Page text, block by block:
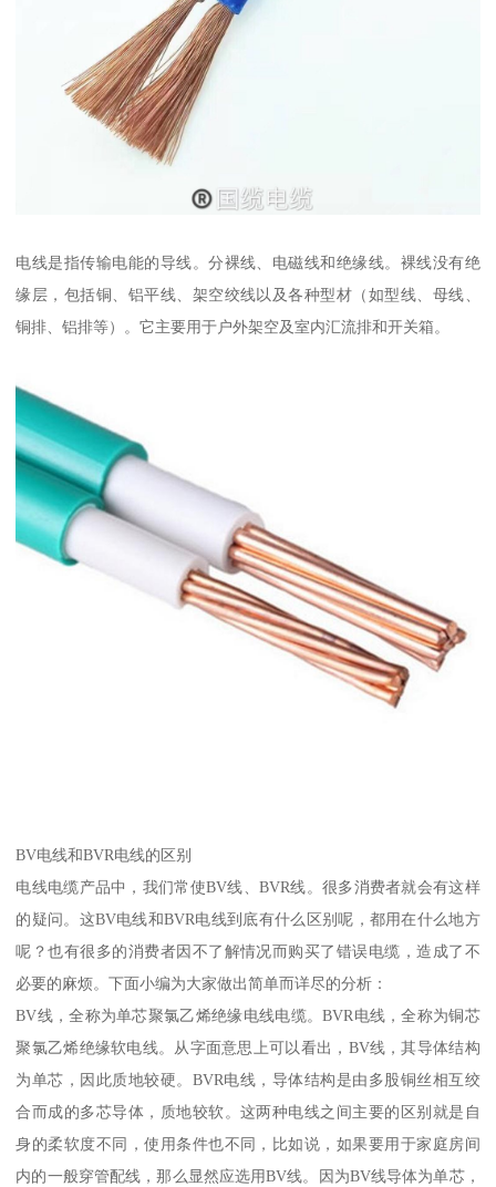
电线是指传输电能的导线。分裸线、电磁线和绝缘线。裸线没有绝
缘层，包括铜、铝平线、架空绞线以及各种型材（如型线、母线、
铜排、铝排等）。它主要用于户外架空及室内汇流排和开关箱。
BV电线和BVR电线的区别
电线电缆产品中，我们常使BV线、BVR线。很多消费者就会有这样
的疑问。这BV电线和BVR电线到底有什么区别呢，都用在什么地方
呢？也有很多的消费者因不了解情况而购买了错误电缆，造成了不
必要的麻烦。下面小编为大家做出简单而详尽的分析：
BV线，全称为单芯聚氯乙烯绝缘电线电缆。BVR电线，全称为铜芯
聚氯乙烯绝缘软电线。从字面意思上可以看出，BV线，其导体结构
为单芯，因此质地较硬。BVR电线，导体结构是由多股铜丝相互绞
合而成的多芯导体，质地较软。这两种电线之间主要的区别就是自
身的柔软度不同，使用条件也不同，比如说，如果要用于家庭房间
内的一般穿管配线，那么显然应选用BV线。因为BV线导体为单芯，